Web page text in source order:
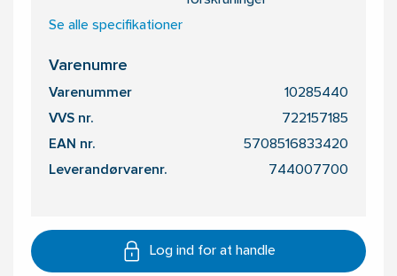
Se alle specifikationer
Varenumre
Varenummer 10285440
VVS nr. 722157185
EAN nr. 5708516833420
Leverandørvarenr. 744007700
Log ind for at handle